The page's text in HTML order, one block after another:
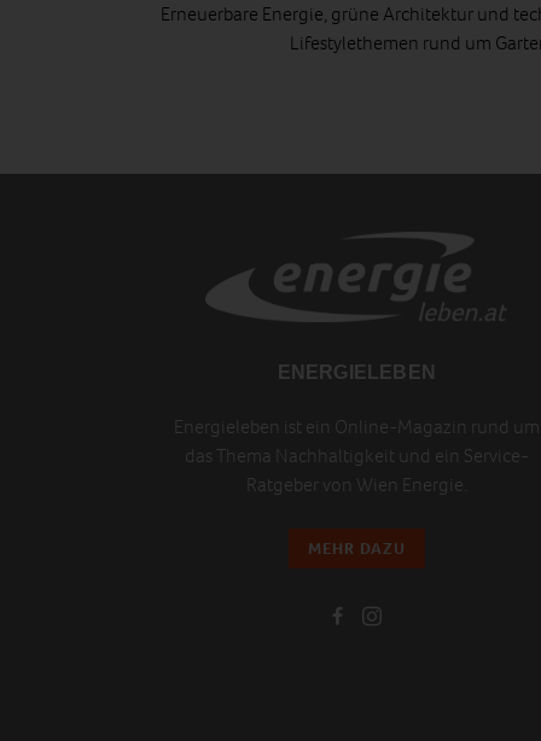
Erneuerbare Energie, grüne Architektur und
Lifestylethemen rund um
ENERGIELEBEN
Energieleben ist ein Online-Magazin rund um
das Thema Nachhaltigkeit und ein Service-
Ratgeber von Wien Energie.
MEHR DAZU